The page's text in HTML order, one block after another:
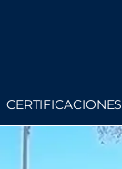
CERTIFICACIONES